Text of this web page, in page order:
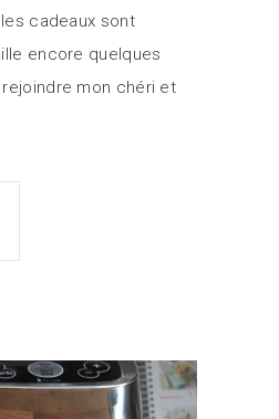
cadeaux sont
encore quelques
mon chéri et